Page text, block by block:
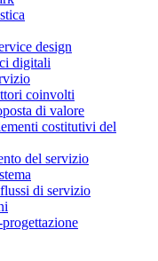
design
digitali
coinvolti
di valore
costitutivi del
del servizio
di servizio